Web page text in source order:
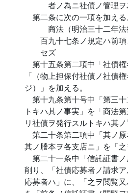
者ノ為ニ社債ノ管理ヲ
第二条に次の一項を加える
商法（明治三十二年
百九十七条ノ規定ハ前
セズ
第十五条第二項中「社債
「（物上担保付社債ノ社債
ジ）」を加える。
第十九条第十号中「第三
トキハ其ノ事実」を「商法
リ社債ヲ発行スルトキハ其ノ
第二十条第二項中「其ノ原
其ノ謄本ヲ各支店ニ」を「之
第二十一条中「信託証書
削り、「社債応募者ノ請求
応募者ハ」に、「之ヲ閲覧又